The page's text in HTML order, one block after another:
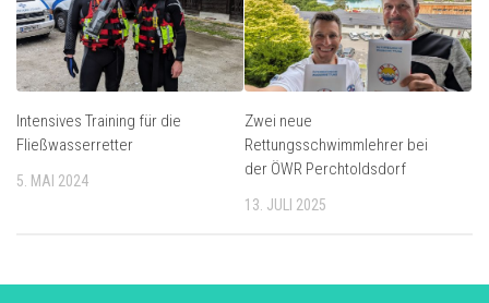
Intensives Training für die
Fließwasserretter
5. MAI 2024
Zwei neue
Rettungsschwimmlehrer bei
der ÖWR Perchtoldsdorf
13. JULI 2025